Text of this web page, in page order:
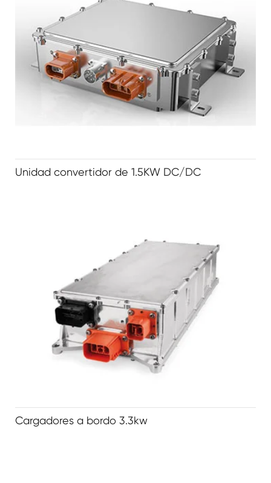
Unidad convertidor de 1.5KW DC/DC
Cargadores a bordo 3.3kw